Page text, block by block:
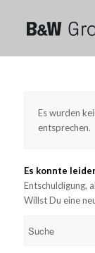
Es wurden
entsprechen.
Es konnte
Entschuldigung,
Willst Du eine